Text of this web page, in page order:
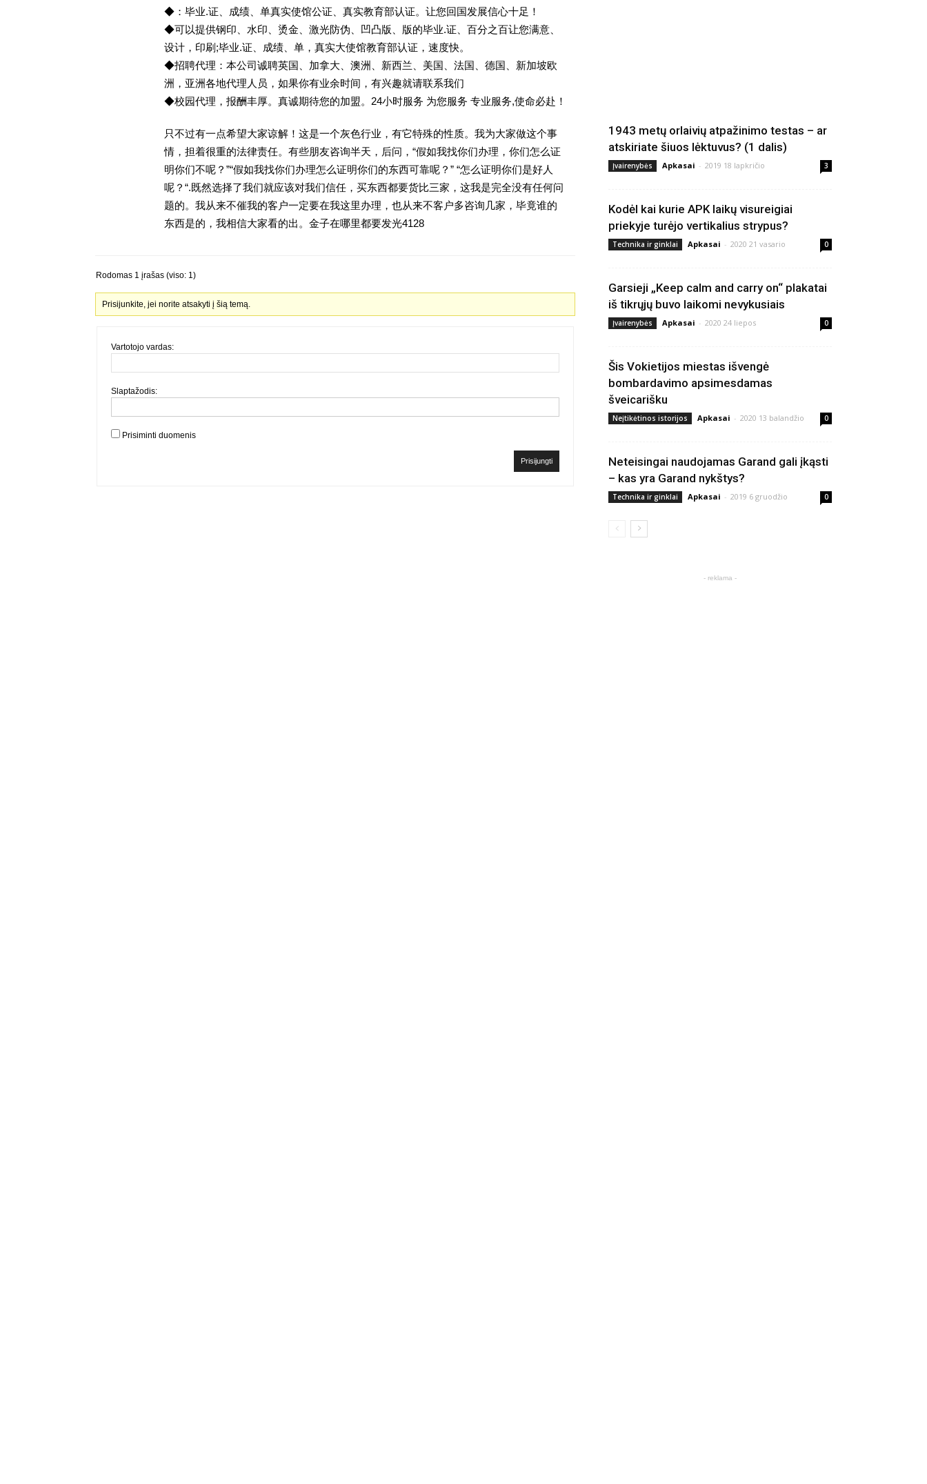
◆：毕业.证、成绩、单真实使馆公证、真实教育部认证。让您回国发展信心十足！
◆可以提供钢印、水印、烫金、激光防伪、凹凸版、版的毕业.证、百分之百让您满意、
设计，印刷;毕业.证、成绩、单，真实大使馆教育部认证，速度快。
◆招聘代理：本公司诚聘英国、加拿大、澳洲、新西兰、美国、法国、德国、新加坡欧
洲，亚洲各地代理人员，如果你有业余时间，有兴趣就请联系我们
◆校园代理，报酬丰厚。真诚期待您的加盟。24小时服务 为您服务 专业服务,使命必赴！
只不过有一点希望大家谅解！这是一个灰色行业，有它特殊的性质。我为大家做这个事
情，担着很重的法律责任。有些朋友咨询半天，后问，“假如我找你们办理，你们怎么证
明你们不呢？”“假如我找你们办理怎么证明你们的东西可靠呢？” “怎么证明你们是好人
呢？“.既然选择了我们就应该对我们信任，买东西都要货比三家，这我是完全没有任何问
题的。我从来不催我的客户一定要在我这里办理，也从来不客户多咨询几家，毕竟谁的
东西是的，我相信大家看的出。金子在哪里都要发光4128
Rodomas 1 įrašas (viso: 1)
Prisijunkite, jei norite atsakyti į šią temą.
Vartotojo vardas:
Slaptažodis:
Prisiminti duomenis
Prisijungti
1943 metų orlaivių atpažinimo testas – ar
atskiriate šiuos lėktuvus? (1 dalis)
Įvairenybės Apkasai - 2019 18 lapkričio 3
Kodėl kai kurie APK laikų visureigiai
priekyje turėjo vertikalius strypus?
Technika ir ginklai Apkasai - 2020 21 vasario 0
Garsieji „Keep calm and carry on“ plakatai
iš tikrųjų buvo laikomi nevykusiais
Įvairenybės Apkasai - 2020 24 liepos 0
Šis Vokietijos miestas išvengė
bombardavimo apsimesdamas
šveicarišku
Neįtikėtinos istorijos Apkasai - 2020 13 balandžio 0
Neteisingai naudojamas Garand gali įkąsti
– kas yra Garand nykštys?
Technika ir ginklai Apkasai - 2019 6 gruodžio 0
- reklama -